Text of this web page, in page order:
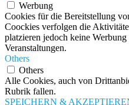
Werbung
Cookies für die Bereitstellung
Coockies verfolgen die
platzieren jedoch keine Werbung
Veranstaltungen.
Others
Others
Alle Cookies, auch von
Rubrik fallen.
SPEICHERN &